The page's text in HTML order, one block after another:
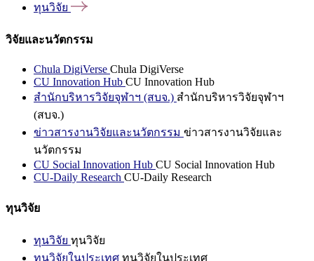
ทุนวิจัย
วิจัยและนวัตกรรม
Chula DigiVerse Chula DigiVerse
CU Innovation Hub CU Innovation Hub
สำนักบริหารวิจัยจุฬาฯ (สบจ.) สำนักบริหารวิจัยจุฬาฯ
(สบจ.)
ข่าวสารงานวิจัยและนวัตกรรม ข่าวสารงานวิจัยและ
นวัตกรรม
CU Social Innovation Hub CU Social Innovation Hub
CU-Daily Research CU-Daily Research
ทุนวิจัย
ทุนวิจัย ทุนวิจัย
ทุนวิจัยในประเทศ ทุนวิจัยในประเทศ